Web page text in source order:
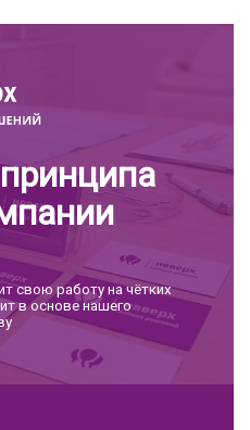
свою работу на чётких
в основе нашего